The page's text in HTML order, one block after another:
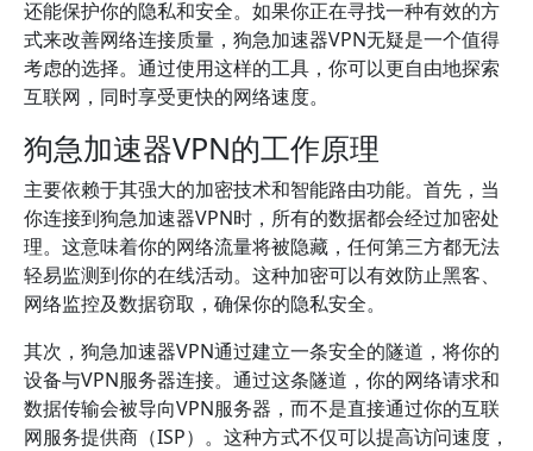
还能保护你的隐私和安全。如果你正在寻找一种有效的方
式来改善网络连接质量，狗急加速器VPN无疑是一个值得
考虑的选择。通过使用这样的工具，你可以更自由地探索
互联网，同时享受更快的网络速度。
狗急加速器VPN的工作原理
主要依赖于其强大的加密技术和智能路由功能。首先，当
你连接到狗急加速器VPN时，所有的数据都会经过加密处
理。这意味着你的网络流量将被隐藏，任何第三方都无法
轻易监测到你的在线活动。这种加密可以有效防止黑客、
网络监控及数据窃取，确保你的隐私安全。
其次，狗急加速器VPN通过建立一条安全的隧道，将你的
设备与VPN服务器连接。通过这条隧道，你的网络请求和
数据传输会被导向VPN服务器，而不是直接通过你的互联
网服务提供商（ISP）。这种方式不仅可以提高访问速度，